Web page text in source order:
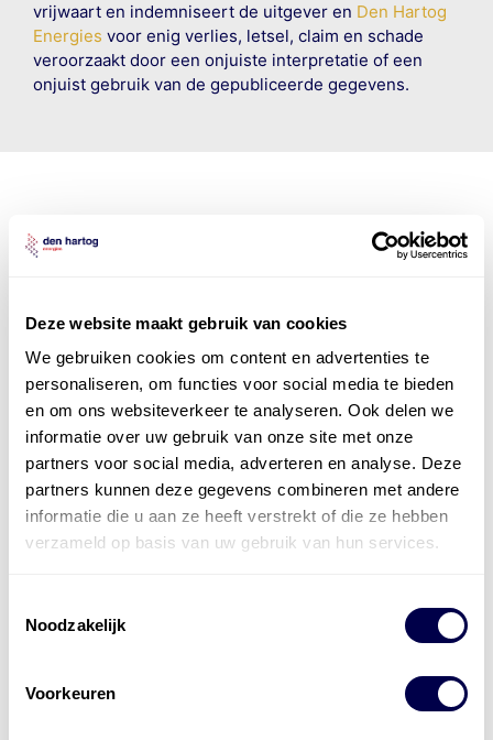
Deze website maakt gebruik van cookies
We gebruiken cookies om content en advertenties te
personaliseren, om functies voor social media te bieden
en om ons websiteverkeer te analyseren. Ook delen we
informatie over uw gebruik van onze site met onze
partners voor social media, adverteren en analyse. Deze
partners kunnen deze gegevens combineren met andere
informatie die u aan ze heeft verstrekt of die ze hebben
verzameld op basis van uw gebruik van hun services.
Noodzakelijk
Voorkeuren
vrijwaart en indemniseert de uitgever en Den Hartog
Energies voor enig verlies, letsel, claim en schade
veroorzaakt door een onjuiste interpretatie of een
onjuist gebruik van de gepubliceerde gegevens.